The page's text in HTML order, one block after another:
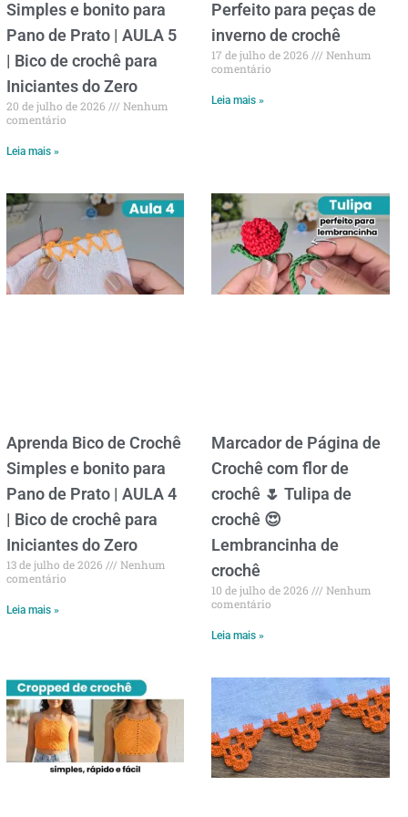
Simples e bonito para
Pano de Prato | AULA 5
| Bico de crochê para
Iniciantes do Zero
20 de julho de 2026
Nenhum
comentário
Leia mais »
Perfeito para peças de
inverno de crochê
17 de julho de 2026
Nenhum
comentário
Leia mais »
Aprenda Bico de Crochê
Simples e bonito para
Pano de Prato | AULA 4
| Bico de crochê para
Iniciantes do Zero
13 de julho de 2026
Nenhum
comentário
Leia mais »
Marcador de Página de
Crochê com flor de
crochê 🌷 Tulipa de
crochê 😍
Lembrancinha de
crochê
10 de julho de 2026
Nenhum
comentário
Leia mais »